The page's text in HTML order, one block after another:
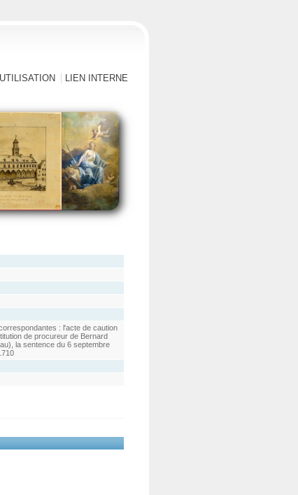
LIEN INTERNE
: l'acte de caution
de procureur de Bernard
la sentence du 6 septembre